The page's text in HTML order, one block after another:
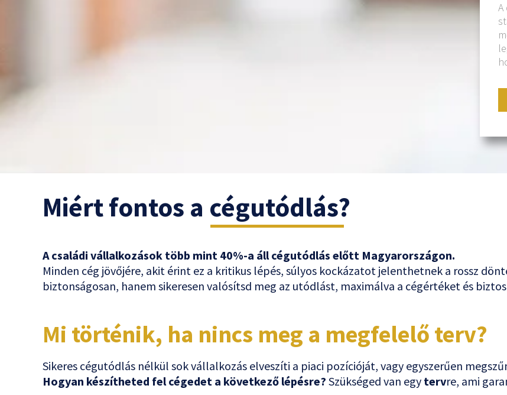
A
Miért fontos a cégutódlás?
A családi vállalkozások több mint 40%-a áll cégutódlás előtt Magyarországon.
Minden cég jövőjére, akit érint ez a kritikus lépés, súlyos kockázatot jelenthetnek a rossz
biztonságosan, hanem sikeresen valósítsd meg az utódlást, maximálva a cégértéket és
Mi történik, ha nincs meg a megfelelő terv?
Sikeres cégutódlás nélkül sok vállalkozás elveszíti a piaci pozícióját, vagy egyszerűen
Hogyan készítheted fel cégedet a következő lépésre? Szükséged van egy tervre, ami